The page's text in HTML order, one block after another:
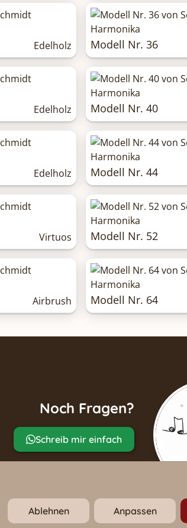
Edelholz Modell Nr. 36
Edelholz Modell Nr. 40
Edelholz Modell Nr. 44
Virtuos Modell Nr. 52
Airbrush Modell Nr. 64
Noch Fragen?
Schreib mir einfach
Ablehnen Anpassen